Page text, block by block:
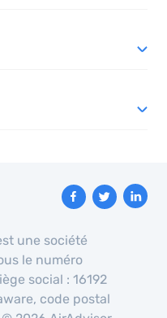
une société
le numéro
social : 16192
code postal